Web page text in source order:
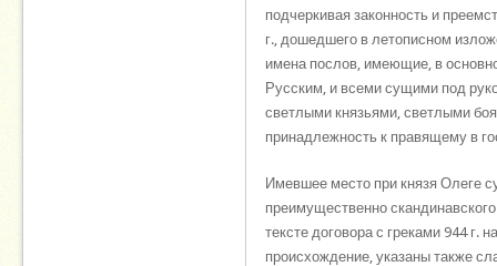
подчеркивая законность и
г., дошедшего в летописном
имена послов, имеющие, в
Русским, и всеми сущими под
светлыми князьями, светлыми
принадлежность к правящему в
Имевшее место при князя Олеге
преимущественно
тексте договора с греками 944
происхождение, указаны также